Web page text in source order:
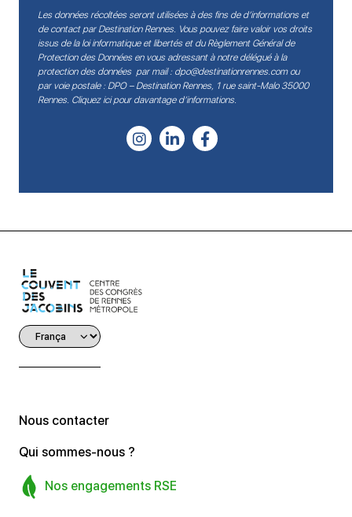
Les données récoltées seront utilisées à des fins de d’informations et
de contact par Destination Rennes. Vous pouvez faire valoir vos droits
issus de la loi informatique et libertés et du Règlement Général de
Protection des Données en vous adressant à notre délégué à la
protection des données par mail : dpo@destinationrennes.comou
par voie postale : DPO – Destination Rennes, 1 rue saint-Malo 35000
Rennes. Cliquez ici pour davantage d’informations.
Nous contacter
Qui sommes-nous ?
Nos engagements RSE